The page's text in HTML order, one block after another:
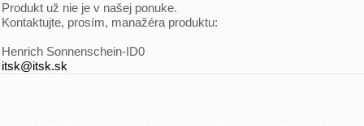
Produkt už nie je v našej ponuke.
Kontaktujte, prosím, manažéra produktu:
Henrich Sonnenschein-ID0
itsk@itsk.sk